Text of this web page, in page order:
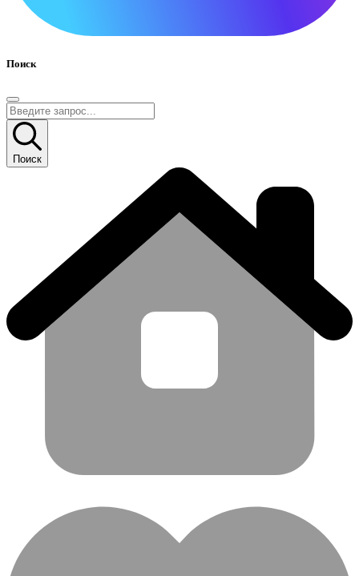
Поиск
Поиск